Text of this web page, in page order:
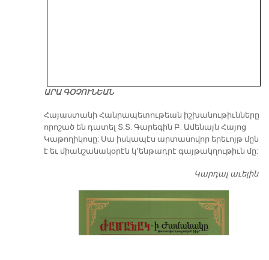
ԱՐԱ ԳՕՉՈՒՆԵԱՆ
​Հայաստանի Հանրապետութեան իշխանութիւնները
որոշած են դատել Տ.Տ. Գարեգին Բ. Ամենայն Հայոց
Կաթողիկոսը: Սա իսկապէս արտասովոր երեւոյթ մըն
է եւ միանշանակօրէն կ՚ենթադրէ գայթակղութիւն մը:
Կարդալ աւելին